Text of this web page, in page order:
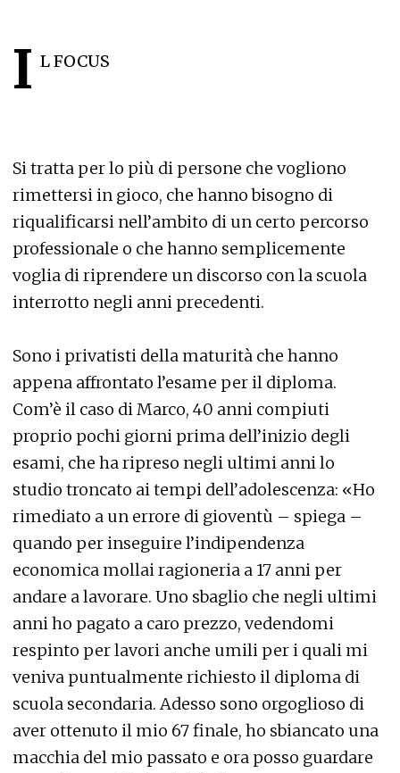
I L FOCUS
Si tratta per lo più di persone che vogliono
rimettersi in gioco, che hanno bisogno di
riqualificarsi nell’ambito di un certo percorso
professionale o che hanno semplicemente
voglia di riprendere un discorso con la scuola
interrotto negli anni precedenti.
Sono i privatisti della maturità che hanno
appena affrontato l’esame per il diploma.
Com’è il caso di Marco, 40 anni compiuti
proprio pochi giorni prima dell’inizio degli
esami, che ha ripreso negli ultimi anni lo
studio troncato ai tempi dell’adolescenza: «Ho
rimediato a un errore di gioventù – spiega –
quando per inseguire l’indipendenza
economica mollai ragioneria a 17 anni per
andare a lavorare. Uno sbaglio che negli ultimi
anni ho pagato a caro prezzo, vedendomi
respinto per lavori anche umili per i quali mi
veniva puntualmente richiesto il diploma di
scuola secondaria. Adesso sono orgoglioso di
aver ottenuto il mio 67 finale, ho sbiancato una
macchia del mio passato e ora posso guardare